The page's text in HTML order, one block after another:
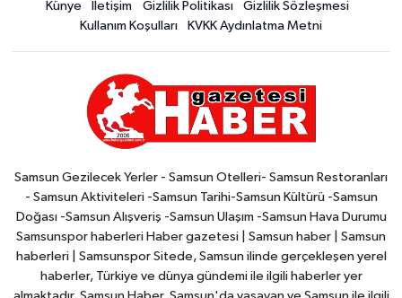
Künye İletişim Gizlilik Politikası
Gizlilik Sözleşmesi
Kullanım Koşulları
KVKK Aydınlatma Metni
Samsun Gezilecek Yerler - Samsun Otelleri- Samsun Restoranları
- Samsun Aktiviteleri -Samsun Tarihi-Samsun Kültürü -Samsun
Doğası -Samsun Alışveriş -Samsun Ulaşım -Samsun Hava Durumu
Samsunspor haberleri Haber gazetesi | Samsun haber | Samsun
haberleri | Samsunspor Sitede, Samsun ilinde gerçekleşen yerel
haberler, Türkiye ve dünya gündemi ile ilgili haberler yer